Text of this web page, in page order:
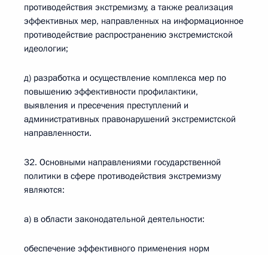
противодействия экстремизму, а также реализация
эффективных мер, направленных на информационное
противодействие распространению экстремистской
идеологии;
д) разработка и осуществление комплекса мер по
повышению эффективности профилактики,
выявления и пресечения преступлений и
административных правонарушений экстремистской
направленности.
32. Основными направлениями государственной
политики в сфере противодействия экстремизму
являются:
а) в области законодательной деятельности:
обеспечение эффективного применения норм